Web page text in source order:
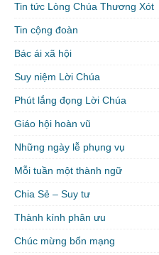
Tin tức Lòng Chúa Thương Xót
Tin cộng đoàn
Bác ái xã hội
Suy niệm Lời Chúa
Phút lắng đọng Lời Chúa
Giáo hội hoàn vũ
Những ngày lễ phụng vụ
Mỗi tuần một thành ngữ
Chia Sẻ – Suy tư
Thành kính phân ưu
Chúc mừng bổn mạng